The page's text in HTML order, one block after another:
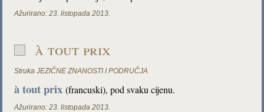
Ažurirano: 23. listopada 2013.
à tout prix
Struka JEZIČNE ZNANOSTI I PODRUČJA
à tout prix(francuski), pod svaku cijenu.
Ažurirano: 23. listopada 2013.